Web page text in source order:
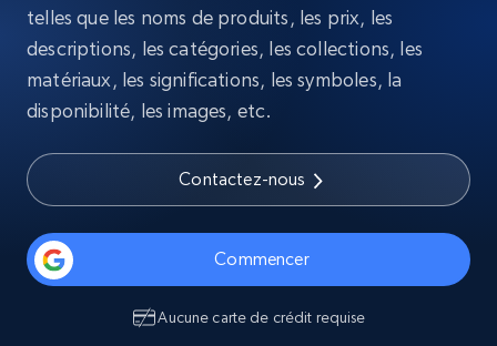
telles que les noms de produits, les prix, les
descriptions, les catégories, les collections, les
matériaux, les significations, les symboles, la
disponibilité, les images, etc.
Contactez-nous
Commencer
Aucune carte de crédit requise